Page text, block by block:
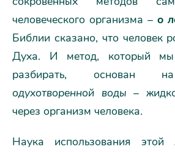
человеческого организма – о
Библии сказано, что человек
Духа. И метод, который
разбирать, основан
одухотворенной воды –
через организм человека.
Наука использования этой